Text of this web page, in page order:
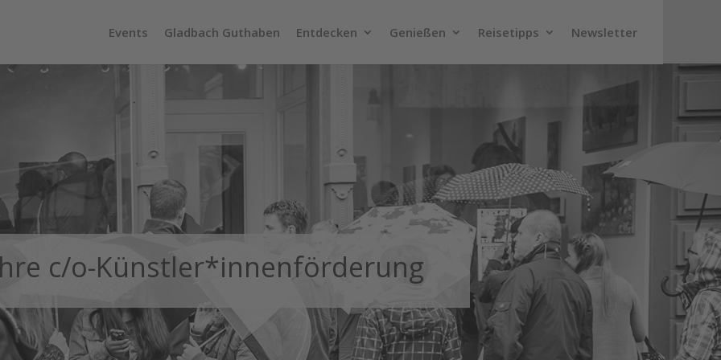
Events Gladbach Guthaben Entdecken Genießen Reisetipps Newsletter
c/o-Künstler*innenförderung